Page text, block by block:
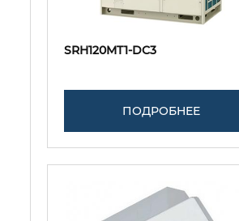
SRH120MT1-DC3
ПОДРОБНЕЕ